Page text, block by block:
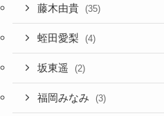
藤木由貴 (35)
蛭田愛梨 (4)
坂東遥 (2)
福岡みなみ (3)